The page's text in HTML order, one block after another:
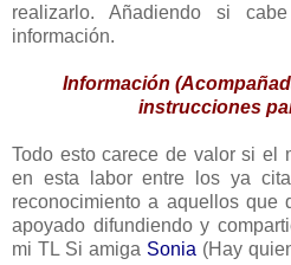
realizarlo. Añadiendo si
información.
Información
instrucciones
Todo esto carece de valor si el
en esta labor entre los ya
reconocimiento a aquellos que
apoyado difundiendo y
mi TL Si amiga Sonia (Hay